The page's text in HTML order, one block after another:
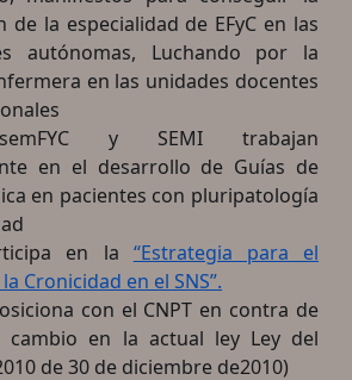
de la especialidad de EFyC en las
autónomas, Luchando por la
en las unidades docentes
semFYC y SEMI trabajan
en el desarrollo de Guías de
en pacientes con pluripatología
en la “Estrategia para el
Cronicidad en el SNS”.
con el CNPT en contra de
cambio en la actual ley Ley del
de 30 de diciembre de2010)